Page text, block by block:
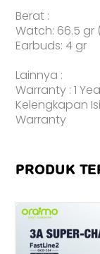
Berat :
Watch: 66.5
Earbuds: 4 gr
Lainnya :
Warranty : 1
Kelengkapan
Warranty
PRODUK